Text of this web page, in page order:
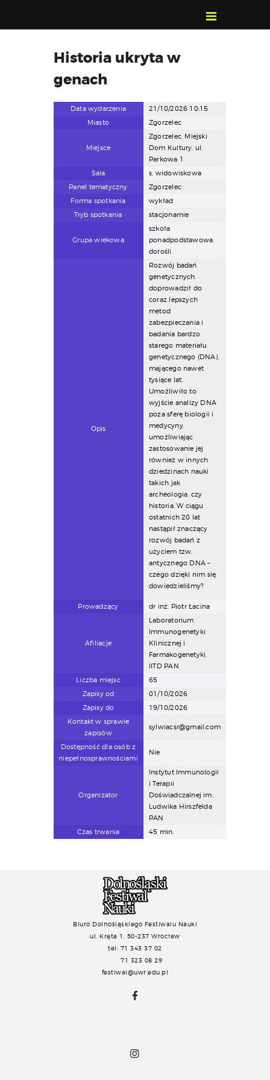
POZNAJ, POLUB,
PAMIĘTAJ!
O FESTIWALU
PROGRAM
KONTAKT
WYSZUKIWARKA
WYDARZEŃ
Historia ukryta w
genach
Data wydarzenia
21/10/2026 10:15
Miasto
Zgorzelec
Miejsce
Zgorzelec, Miejski
Dom Kultury, ul.
Parkowa 1
Sala
s. widowiskowa
Panel tematyczny
Zgorzelec
Forma spotkania
wykład
Tryb spotkania
stacjonarnie
Grupa wiekowa
szkoła
ponadpodstawowa,
dorośli
Opis
Rozwój badań
genetycznych
doprowadził do
coraz lepszych
metod
zabezpieczania i
badania bardzo
starego materiału
genetycznego (DNA),
mającego nawet
tysiące lat.
Umożliwiło to
wyjście analizy DNA
poza sferę biologii i
medycyny,
umożliwiając
zastosowanie jej
również w innych
dziedzinach nauki
takich jak
archeologia, czy
historia. W ciągu
ostatnich 20 lat
nastąpił znaczący
rozwój badań z
użyciem tzw.
antycznego DNA –
czego dzięki nim się
dowiedzieliśmy?
Prowadzący dr inż. Piotr Łacina
Afiliacje
Laboratorium
Immunogenetyki
Klinicznej i
Farmakogenetyki,
IITD PAN
Liczba miejsc
65
Zapisy od
01/10/2026
Zapisy do
19/10/2026
Kontakt w sprawie
zapisów
sylwiacsr@gmail.com
Dostępność dla osób z
niepełnosprawnościami
Nie
Organizator
Instytut Immunologii
i Terapii
Doświadczalnej im.
Ludwika Hirszfelda
PAN
Czas trwania
45 min.
Biuro Dolnośląskiego Festiwalu Nauki
ul. Kręta 1, 50-237 Wrocław
tel: 71 343 37 02
71 323 08 29
festiwal@uwr.edu.pl